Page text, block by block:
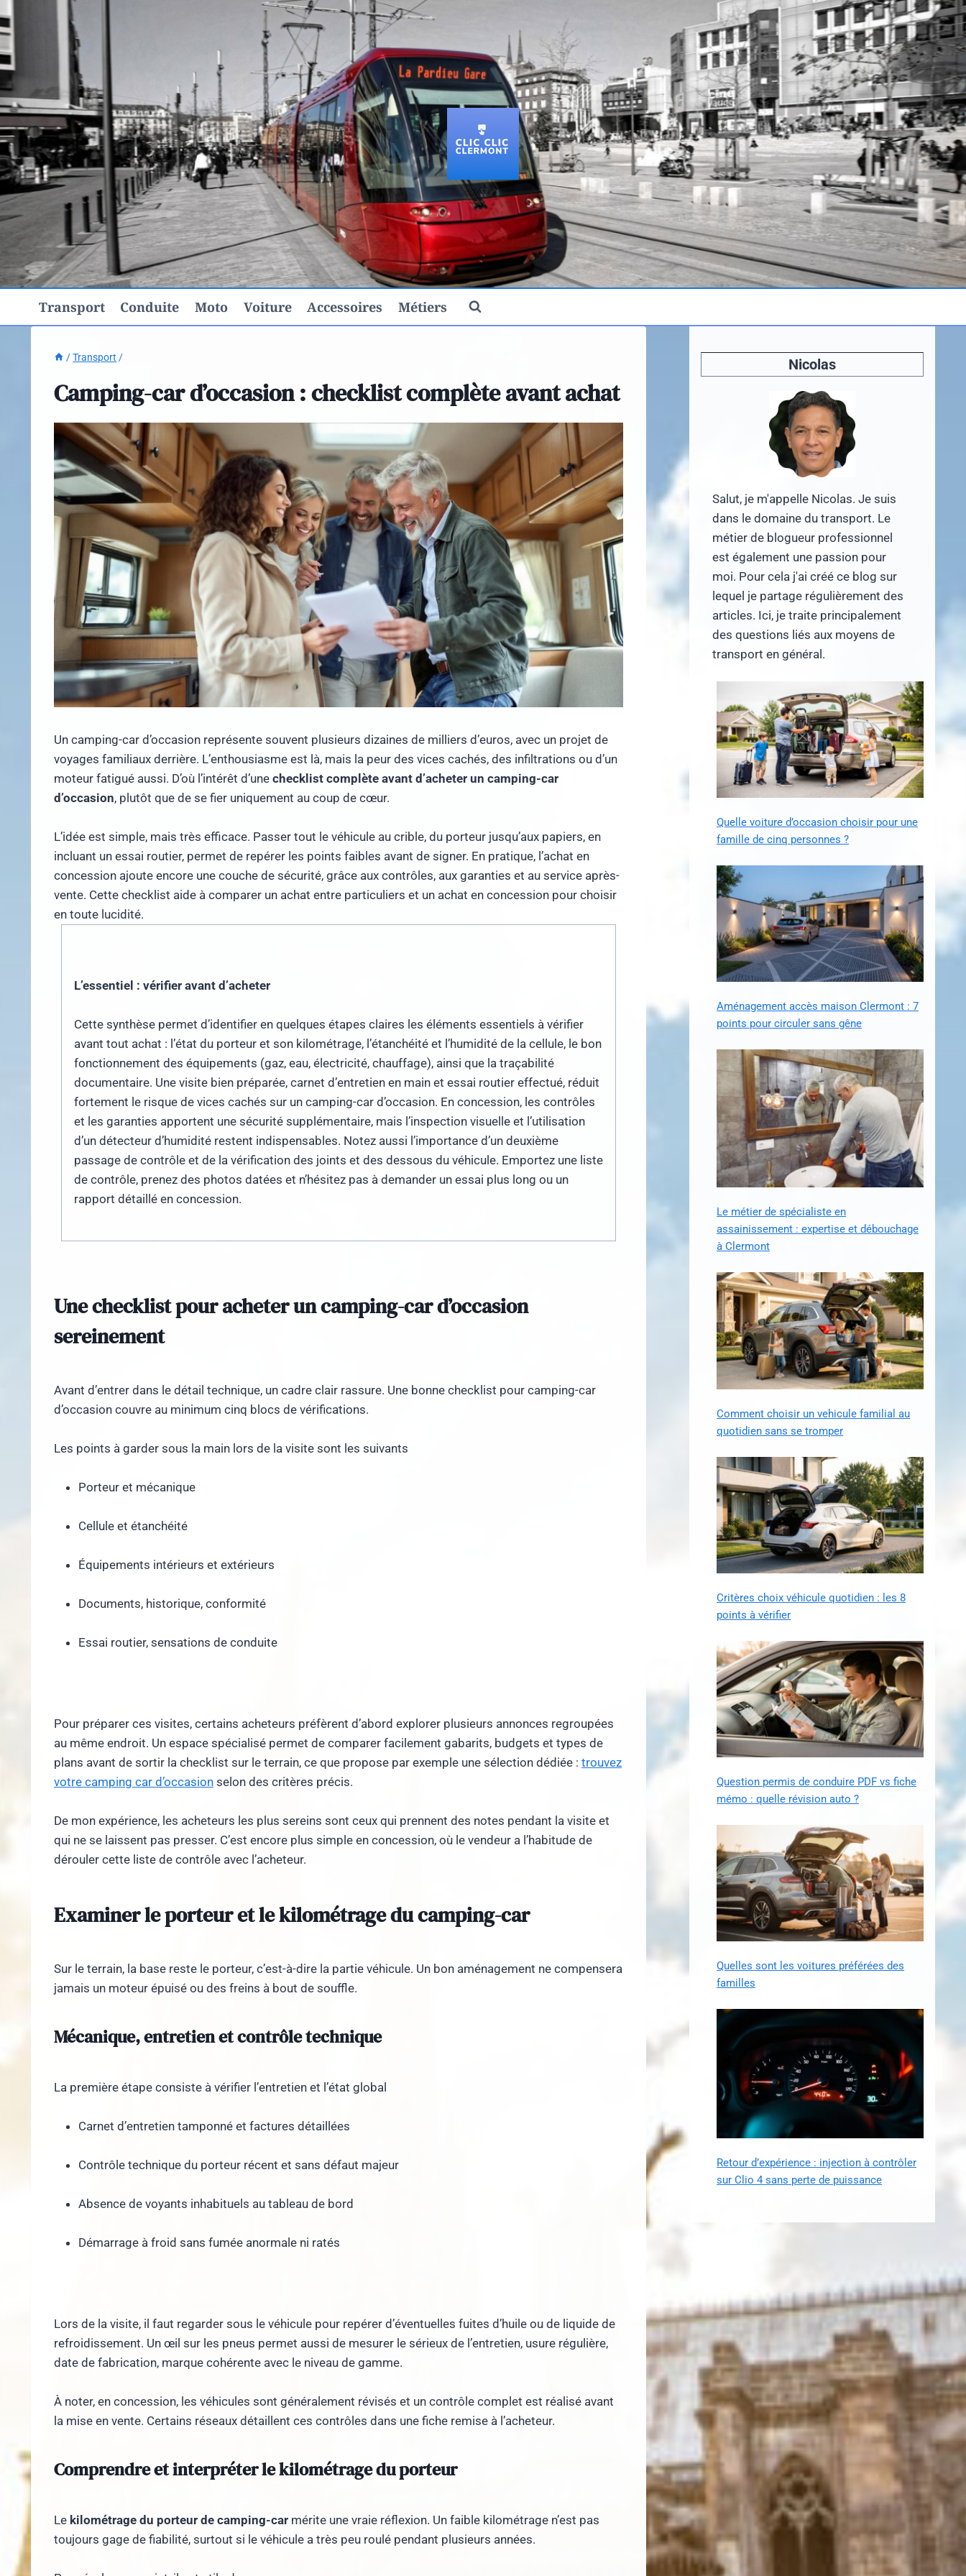
au
contenu
Transport Conduite Moto Voiture Accessoires Métiers
/ Transport /
Camping-car d’occasion : checklist complète avant achat
Un camping-car d’occasion représente souvent plusieurs dizaines de milliers d’euros, avec un projet de
voyages familiaux derrière. L’enthousiasme est là, mais la peur des vices cachés, des infiltrations ou d’un
moteur fatigué aussi. D’où l’intérêt d’une checklist complète avant d’acheter un camping-car
d’occasion, plutôt que de se fier uniquement au coup de cœur.
L’idée est simple, mais très efficace. Passer tout le véhicule au crible, du porteur jusqu’aux papiers, en
incluant un essai routier, permet de repérer les points faibles avant de signer. En pratique, l’achat en
concession ajoute encore une couche de sécurité, grâce aux contrôles, aux garanties et au service après-
vente. Cette checklist aide à comparer un achat entre particuliers et un achat en concession pour choisir
en toute lucidité.
L’essentiel : vérifier avant d’acheter
Cette synthèse permet d’identifier en quelques étapes claires les éléments essentiels à vérifier
avant tout achat : l’état du porteur et son kilométrage, l’étanchéité et l’humidité de la cellule, le bon
fonctionnement des équipements (gaz, eau, électricité, chauffage), ainsi que la traçabilité
documentaire. Une visite bien préparée, carnet d’entretien en main et essai routier effectué, réduit
fortement le risque de vices cachés sur un camping-car d’occasion. En concession, les contrôles
et les garanties apportent une sécurité supplémentaire, mais l’inspection visuelle et l’utilisation
d’un détecteur d’humidité restent indispensables. Notez aussi l’importance d’un deuxième
passage de contrôle et de la vérification des joints et des dessous du véhicule. Emportez une liste
de contrôle, prenez des photos datées et n’hésitez pas à demander un essai plus long ou un
rapport détaillé en concession.
Une checklist pour acheter un camping-car d’occasion
sereinement
Avant d’entrer dans le détail technique, un cadre clair rassure. Une bonne checklist pour camping-car
d’occasion couvre au minimum cinq blocs de vérifications.
Les points à garder sous la main lors de la visite sont les suivants
Porteur et mécanique
Cellule et étanchéité
Équipements intérieurs et extérieurs
Documents, historique, conformité
Essai routier, sensations de conduite
Pour préparer ces visites, certains acheteurs préfèrent d’abord explorer plusieurs annonces regroupées
au même endroit. Un espace spécialisé permet de comparer facilement gabarits, budgets et types de
plans avant de sortir la checklist sur le terrain, ce que propose par exemple une sélection dédiée : trouvez
votre camping car d’occasion selon des critères précis.
De mon expérience, les acheteurs les plus sereins sont ceux qui prennent des notes pendant la visite et
qui ne se laissent pas presser. C’est encore plus simple en concession, où le vendeur a l’habitude de
dérouler cette liste de contrôle avec l’acheteur.
Examiner le porteur et le kilométrage du camping-car
Sur le terrain, la base reste le porteur, c’est-à-dire la partie véhicule. Un bon aménagement ne compensera
jamais un moteur épuisé ou des freins à bout de souffle.
Mécanique, entretien et contrôle technique
La première étape consiste à vérifier l’entretien et l’état global
Carnet d’entretien tamponné et factures détaillées
Contrôle technique du porteur récent et sans défaut majeur
Absence de voyants inhabituels au tableau de bord
Démarrage à froid sans fumée anormale ni ratés
Lors de la visite, il faut regarder sous le véhicule pour repérer d’éventuelles fuites d’huile ou de liquide de
refroidissement. Un œil sur les pneus permet aussi de mesurer le sérieux de l’entretien, usure régulière,
date de fabrication, marque cohérente avec le niveau de gamme.
À noter, en concession, les véhicules sont généralement révisés et un contrôle complet est réalisé avant
la mise en vente. Certains réseaux détaillent ces contrôles dans une fiche remise à l’acheteur.
Comprendre et interpréter le kilométrage du porteur
Le kilométrage du porteur de camping-car mérite une vraie réflexion. Un faible kilométrage n’est pas
toujours gage de fiabilité, surtout si le véhicule a très peu roulé pendant plusieurs années.
Nicolas
Salut, je m'appelle Nicolas. Je suis
dans le domaine du transport. Le
métier de blogueur professionnel
est également une passion pour
moi. Pour cela j'ai créé ce blog sur
lequel je partage régulièrement des
articles. Ici, je traite principalement
des questions liés aux moyens de
transport en général.
Quelle voiture d’occasion choisir pour une
famille de cinq personnes ?
Aménagement accès maison Clermont : 7
points pour circuler sans gêne
Le métier de spécialiste en
assainissement : expertise et débouchage
à Clermont
Comment choisir un vehicule familial au
quotidien sans se tromper
Critères choix véhicule quotidien : les 8
points à vérifier
Question permis de conduire PDF vs fiche
mémo : quelle révision auto ?
Quelles sont les voitures préférées des
familles
Retour d’expérience : injection à contrôler
sur Clio 4 sans perte de puissance